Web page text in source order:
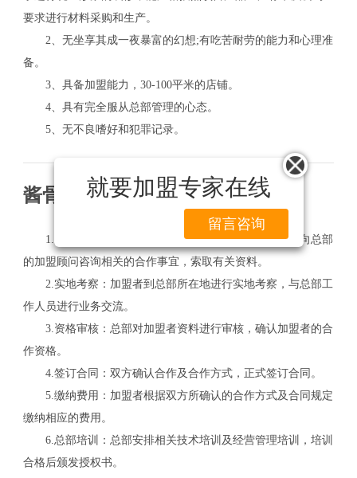
就要加盟专家在线
留言咨询
要求进行材料采购和生产。
2、无坐享其成一夜暴富的幻想;有吃苦耐劳的能力和心理准
备。
3、具备加盟能力，30-100平米的店铺。
4、具有完全服从总部管理的心态。
5、无不良嗜好和犯罪记录。
酱骨米饭加盟流程
1.加盟咨询：加盟者以电话、传真或网络联系等方式向总部
的加盟顾问咨询相关的合作事宜，索取有关资料。
2.实地考察：加盟者到总部所在地进行实地考察，与总部工
作人员进行业务交流。
3.资格审核：总部对加盟者资料进行审核，确认加盟者的合
作资格。
4.签订合同：双方确认合作及合作方式，正式签订合同。
5.缴纳费用：加盟者根据双方所确认的合作方式及合同规定
缴纳相应的费用。
6.总部培训：总部安排相关技术培训及经营管理培训，培训
合格后颁发授权书。